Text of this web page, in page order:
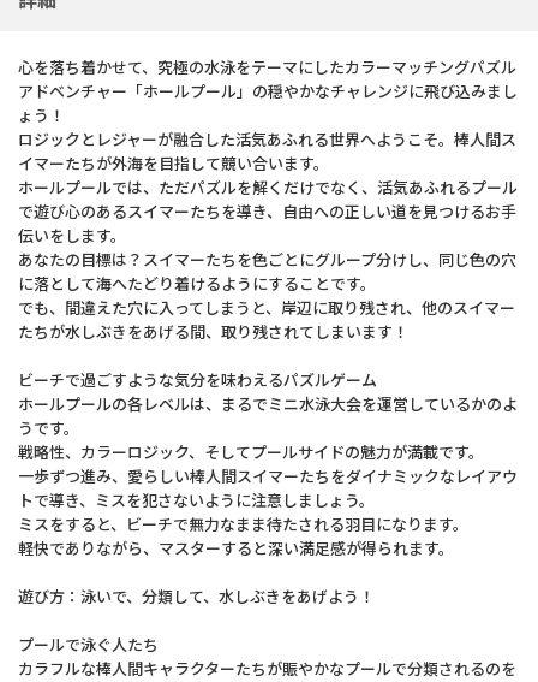
心を落ち着かせて、究極の水泳をテーマにしたカラーマッチングパズル
アドベンチャー「ホールプール」の穏やかなチャレンジに飛び込みまし
ょう！
ロジックとレジャーが融合した活気あふれる世界へようこそ。棒人間ス
イマーたちが外海を目指して競い合います。
ホールプールでは、ただパズルを解くだけでなく、活気あふれるプール
で遊び心のあるスイマーたちを導き、自由への正しい道を見つけるお手
伝いをします。
あなたの目標は？スイマーたちを色ごとにグループ分けし、同じ色の穴
に落として海へたどり着けるようにすることです。
でも、間違えた穴に入ってしまうと、岸辺に取り残され、他のスイマー
たちが水しぶきをあげる間、取り残されてしまいます！
ビーチで過ごすような気分を味わえるパズルゲーム
ホールプールの各レベルは、まるでミニ水泳大会を運営しているかのよ
うです。
戦略性、カラーロジック、そしてプールサイドの魅力が満載です。
一歩ずつ進み、愛らしい棒人間スイマーたちをダイナミックなレイアウ
トで導き、ミスを犯さないように注意しましょう。
ミスをすると、ビーチで無力なまま待たされる羽目になります。
軽快でありながら、マスターすると深い満足感が得られます。
遊び方：泳いで、分類して、水しぶきをあげよう！
プールで泳ぐ人たち
カラフルな棒人間キャラクターたちが賑やかなプールで分類されるのを